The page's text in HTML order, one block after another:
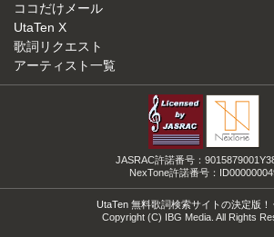
ココだけメール
UtaTen X
歌詞リクエスト
アーティスト一覧
JASRAC許諾番号：
NexTone許諾番号：
UtaTen 無料歌詞検索サイトの決定版！
Copyright (C) IBG Media. All Rights